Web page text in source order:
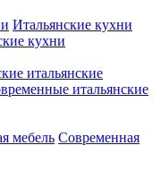
Итальянские кухни
кухни
итальянские
итальянские
мебель Современная